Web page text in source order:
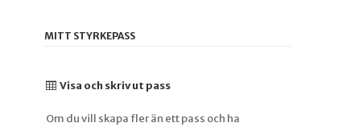
MITT STYRKEPASS
Visa och skriv ut pass
Om du vill skapa fler än ett pass och ha